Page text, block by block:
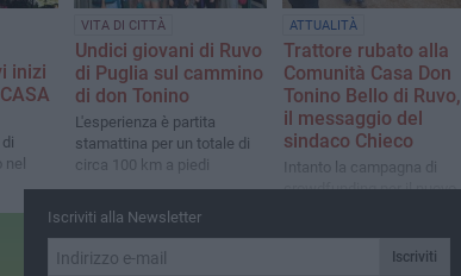
inizi
VITA DI CITTÀ
Undici giovani di Ruvo
di Puglia sul cammino
di don Tonino
L'esperienza è partita
stamattina per un totale di
circa 100 km a piedi
ATTUALITÀ
Trattore rubato alla
Comunità Casa Don
Tonino Bello di Ruvo,
il messaggio del
sindaco Chieco
Intanto la campagna di
crowdfunding per il nuovo
Iscriviti alla Newsletter
Iscriviti